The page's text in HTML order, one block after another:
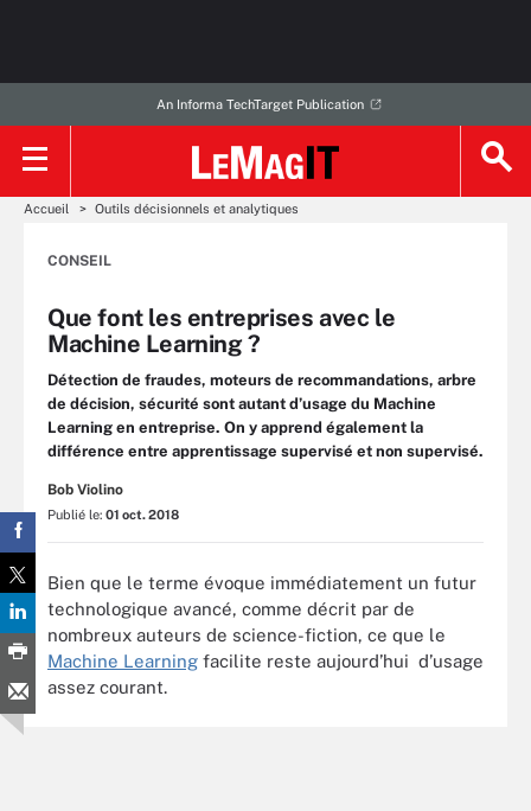
An Informa TechTarget Publication
Accueil Outils décisionnels et analytiques
CONSEIL
Que font les entreprises avec le
Machine Learning ?
Détection de fraudes, moteurs de recommandations, arbre
de décision, sécurité sont autant d’usage du Machine
Learning en entreprise. On y apprend également la
différence entre apprentissage supervisé et non supervisé.
Bob Violino
Publié le: 01 oct. 2018
Bien que le terme évoque immédiatement un futur
technologique avancé, comme décrit par de
nombreux auteurs de science-fiction, ce que le
Machine Learning facilite reste aujourd’hui d’usage
assez courant.